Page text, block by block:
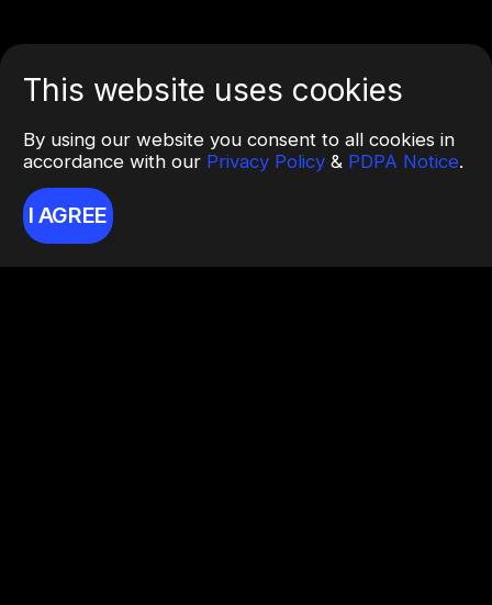
This website uses cookies
By using our website you consent to all cookies in
accordance with our Privacy Policy & PDPA Notice.
I AGREE